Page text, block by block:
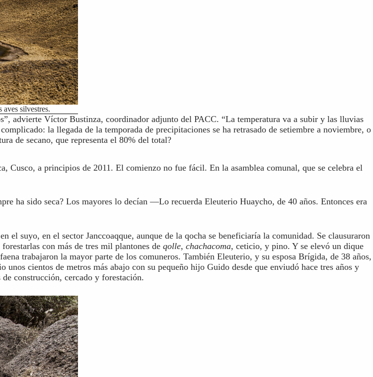
silvestres.
advierte Víctor Bustinza, coordinador adjunto del PACC. “La temperatura va a subir y las lluvias
la llegada de la temporada de precipitaciones se ha retrasado de setiembre a noviembre, o
de secano, que representa el 80% del total?
Cusco, a principios de 2011. El comienzo no fue fácil. En la asamblea comunal, que se celebra el
ha sido seca? Los mayores lo decían —Lo recuerda Eleuterio Huaycho, de 40 años. Entonces era
suyo, en el sector Janccoaqque, aunque de la qocha se beneficiaría la comunidad. Se clausuraron
con más de tres mil plantones de qolle, chachacoma, ceticio, y pino. Y se elevó un dique
trabajaron la mayor parte de los comuneros. También Eleuterio, y su esposa Brígida, de 38 años,
cientos de metros más abajo con su pequeño hijo Guido desde que enviudó hace tres años y
construcción, cercado y forestación.